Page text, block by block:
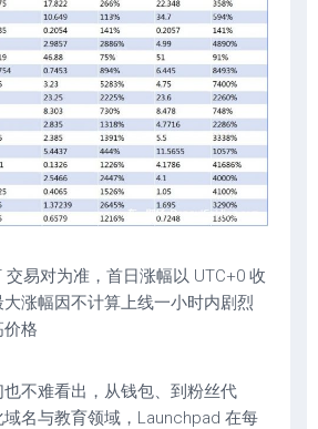
交易对为准，首日涨幅以 UTC+0 收
涨幅因不计算上线一小时内剧烈
格
不难看出，从钱包、到粉丝代
名与教育领域，Launchpad 在每